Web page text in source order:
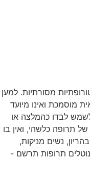
מסורתיות. למען
מוסמכת ואינו מיועד
לשמש לבדו כהמלצה או
תרופה כלשהי, ואין בו
נשים מניקות,
תרופות תרשם -